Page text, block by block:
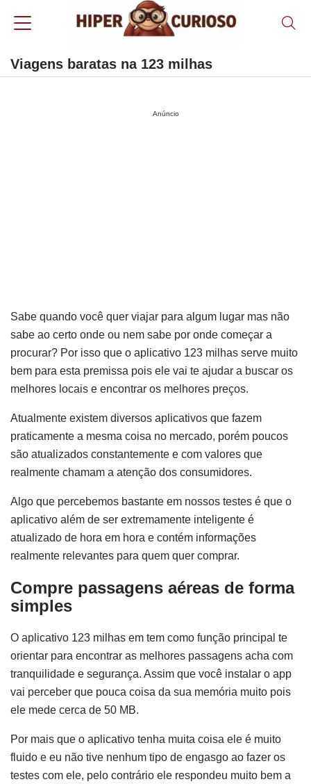
Viagens baratas na 123 milhas
Anúncio
Sabe quando você quer viajar para algum lugar mas não
sabe ao certo onde ou nem sabe por onde começar a
procurar? Por isso que o aplicativo 123 milhas serve muito
bem para esta premissa pois ele vai te ajudar a buscar os
melhores locais e encontrar os melhores preços.
Atualmente existem diversos aplicativos que fazem
praticamente a mesma coisa no mercado, porém poucos
são atualizados constantemente e com valores que
realmente chamam a atenção dos consumidores.
Algo que percebemos bastante em nossos testes é que o
aplicativo além de ser extremamente inteligente é
atualizado de hora em hora e contém informações
realmente relevantes para quem quer comprar.
Compre passagens aéreas de forma
simples
O aplicativo 123 milhas em tem como função principal te
orientar para encontrar as melhores passagens acha com
tranquilidade e segurança. Assim que você instalar o app
vai perceber que pouca coisa da sua memória muito pois
ele mede cerca de 50 MB.
Por mais que o aplicativo tenha muita coisa ele é muito
fluido e eu não tive nenhum tipo de engasgo ao fazer os
testes com ele, pelo contrário ele respondeu muito bem a